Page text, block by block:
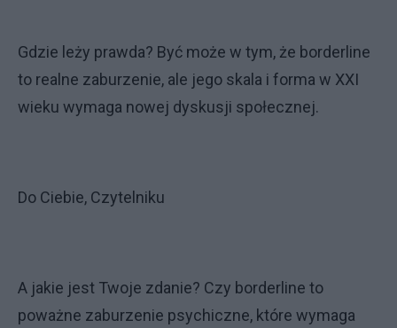
Gdzie leży prawda? Być może w tym, że borderline
to realne zaburzenie, ale jego skala i forma w XXI
wieku wymaga nowej dyskusji społecznej.
Do Ciebie, Czytelniku
A jakie jest Twoje zdanie? Czy borderline to
poważne zaburzenie psychiczne, które wymaga